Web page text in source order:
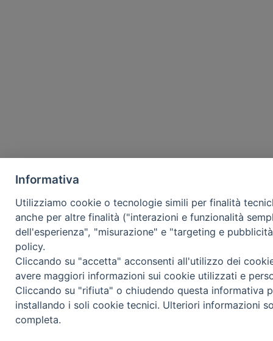
Informativa
Utilizziamo cookie o tecnologie simili per finalità
anche per altre finalità ("interazioni e funzionalità
dell'esperienza", "misurazione" e "targeting e
policy.
Cliccando su "accetta" acconsenti all'utilizzo dei
avere maggiori informazioni sui cookie utilizzati e
Cliccando su "rifiuta" o chiudendo questa informativa
installando i soli cookie tecnici. Ulteriori informazioni
completa.